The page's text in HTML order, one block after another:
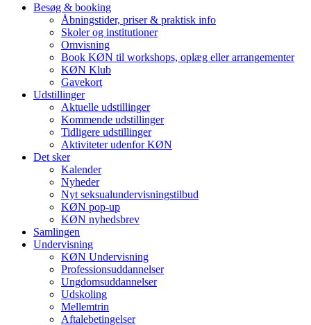
Besøg & booking
Åbningstider, priser & praktisk info
Skoler og institutioner
Omvisning
Book KØN til workshops, oplæg eller arrangementer
KØN Klub
Gavekort
Udstillinger
Aktuelle udstillinger
Kommende udstillinger
Tidligere udstillinger
Aktiviteter udenfor KØN
Det sker
Kalender
Nyheder
Nyt seksualundervisningstilbud
KØN pop-up
KØN nyhedsbrev
Samlingen
Undervisning
KØN Undervisning
Professionsuddannelser
Ungdomsuddannelser
Udskoling
Mellemtrin
Aftalebetingelser